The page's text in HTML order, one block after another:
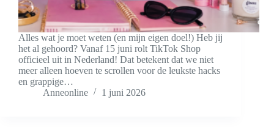
Alles wat je moet weten (en mijn eigen doel!) Heb jij
het al gehoord? Vanaf 15 juni rolt TikTok Shop
officieel uit in Nederland! Dat betekent dat we niet
meer alleen hoeven te scrollen voor de leukste hacks
en grappige…
Anneonline
1 juni 2026